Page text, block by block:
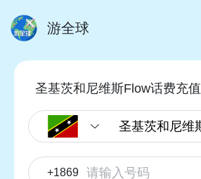
游全球
圣基茨和尼维斯Flow话费充值
+1869